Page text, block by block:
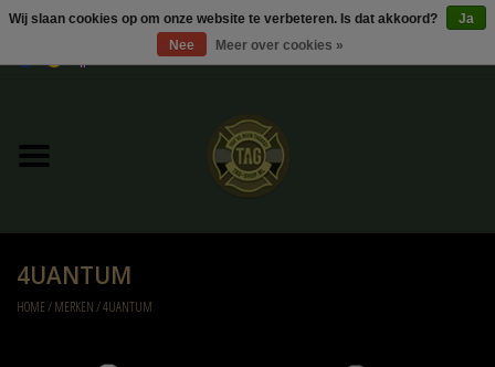
UItverkoop
Kleding
4UANTUM
HOME/MERKEN/4UANTUM
Wij slaan cookies op om onze website te verbeteren. Is dat akkoord?
Ja
Nee
Meer over cookies »